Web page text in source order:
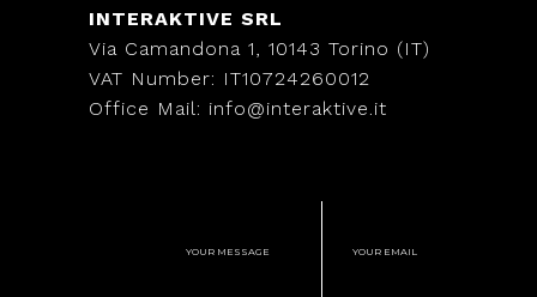
INTERAKTIVE SRL
Via Camandona 1, 10143 Torino (IT)
VAT Number: IT10724260012
Office Mail: info@interaktive.it